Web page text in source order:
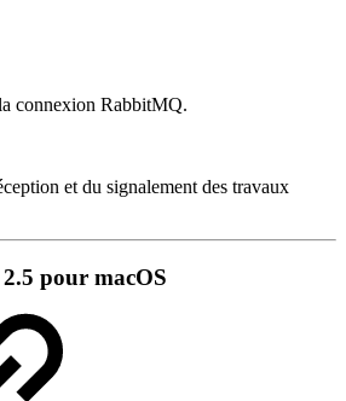
connexion RabbitMQ.
et du signalement des travaux
pour macOS